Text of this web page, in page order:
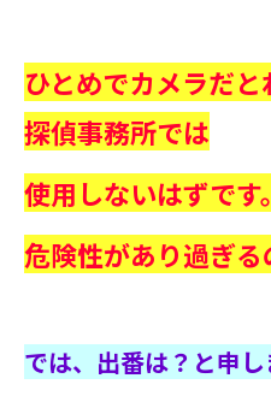
ひとめでカメラだ
探偵事務所では
使用しないはずです。
危険性があり過ぎる
では、出番は？と申し